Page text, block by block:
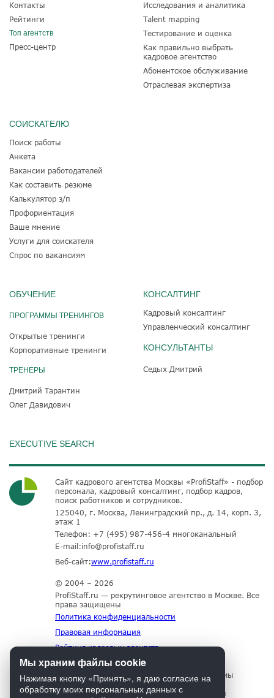
Контакты
Рейтинги
Топ агентств
Пресс-центр
Исследования и аналитика
Talent mapping
Тестирование и оценка
Как правильно выбрать
кадровое агентство
Абонентское обслуживание
Отраслевая экспертиза
СОИСКАТЕЛЮ
Поиск работы
Анкета
Вакансии работодателей
Как составить резюме
Калькулятор з/п
Профориентация
Ваше мнение
Услуги для соискателя
Спрос по вакансиям
ОБУЧЕНИЕ
ПРОГРАММЫ ТРЕНИНГОВ
Открытые тренинги
Корпоративные тренинги
ТРЕНЕРЫ
Дмитрий Тарантин
Олег Давидович
КОНСАЛТИНГ
Кадровый консалтинг
Управленческий консалтинг
КОНСУЛЬТАНТЫ
Седых Дмитрий
EXECUTIVE SEARCH
Сайт кадрового агентства Москвы «ProfiStaff» - подбор
персонала, кадровый консалтинг, подбор кадров,
поиск работников и сотрудников.
125040, г. Москва, Ленинградский пр., д. 14, корп. 3,
этаж 1
Телефон: +7 (495) 987-456-4 многоканальный
E-mail:info@profistaff.ru
Веб-сайт:www.profistaff.ru
© 2004 – 2026
ProfiStaff.ru — рекрутинговое агентство в Москве. Все
права защищены
Политика конфиденциальности
Правовая информация
Рейтинг кадровых агентств
Для нормального функционирования сайта мы
используем технологию Cookies, собираем
информацию об IP адресе и местоположении
Мы храним файлы cookie
Нажимая кнопку «Принять», я даю согласие на
обработку моих персональных данных с